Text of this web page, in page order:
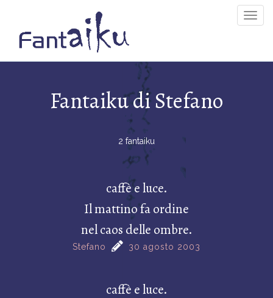
Fantaiku di Stefano
2 fantaiku
caffè e luce.
Il mattino fa ordine
nel caos delle ombre.
Stefano 30 agosto 2003
caffè e luce.